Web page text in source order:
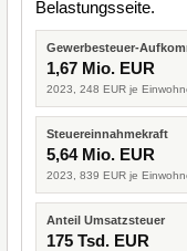
Belastungsseite.
Gewerbesteuer-
1,67 Mio. EUR
2023, 248 EUR je
Steuereinnahmekraft
5,64 Mio. EUR
2023, 839 EUR je
Anteil Umsatzsteuer
175 Tsd. EUR